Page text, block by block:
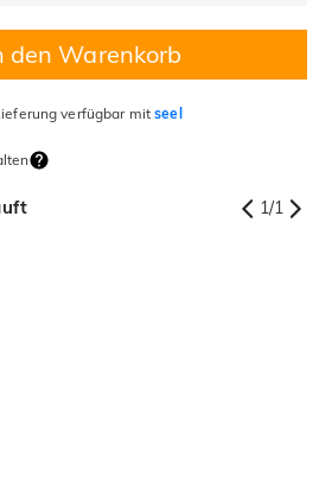
den Warenkorb
verfügbar mitseel
1/1